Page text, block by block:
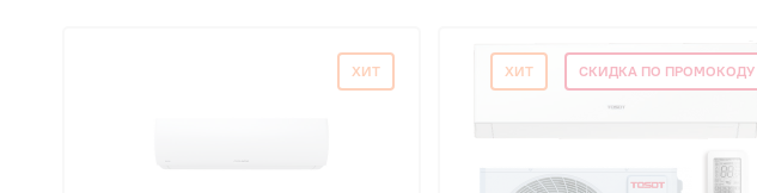
ХИТ ХИТ СКИДКА ПО ПРОМОКОДУ